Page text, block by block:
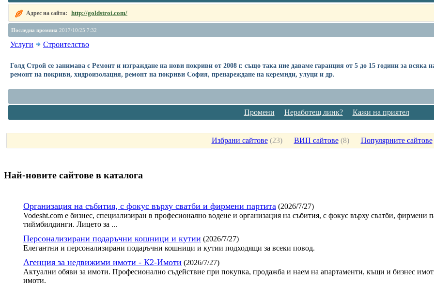
Адрес на сайта: http://goldstroi.com/
Последна промяна 2017/10/25 7:32
Услуги Строителство
Голд Строй се занимава с Ремонт и изграждане на нови покриви от 2008 г. също така ние даваме гаранция от 5 до 15 години за всяка
ремонт на покриви, хидроизолация, ремонт на покриви София, пренареждане на керемиди, улуци и др.
Промени Неработещ линк? Кажи на приятел
Избрани сайтове(23) ВИП сайтове(8) Популярните сайтове
Най-новите сайтoве в каталога
Организация на събития, с фокус върху сватби и фирмени партита (2026/7/27)
Vodesht.com е бизнес, специализиран в професионално водене и организация на събития, с фокус върху сватби,
тиймбилдинги. Лицето за ...
Персонализирани подаръчни кошници и кутии (2026/7/27)
Елегантни и персонализирани подаръчни кошници и кутии подходящи за всеки повод.
Агенция за недвижими имоти - К2-Имоти (2026/7/27)
Актуални обяви за имоти. Професионално съдействие при покупка, продажба и наем на апартаменти, къщи и бизнес
имоти.